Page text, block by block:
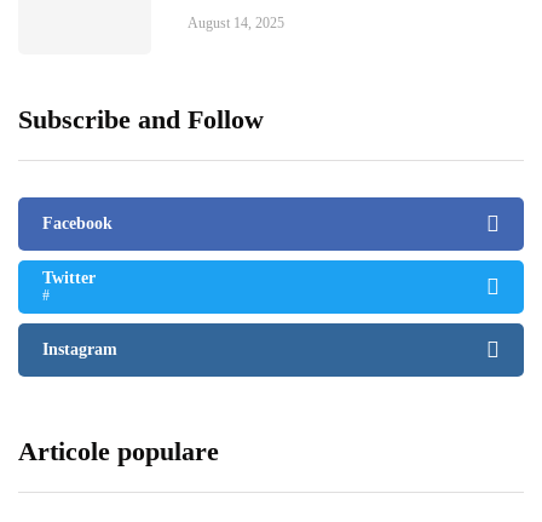
August 14, 2025
Subscribe and Follow
Facebook
Twitter
#
Instagram
Articole populare